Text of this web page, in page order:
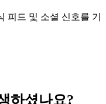
피드 및 소셜 신호를 기
하셨나요?